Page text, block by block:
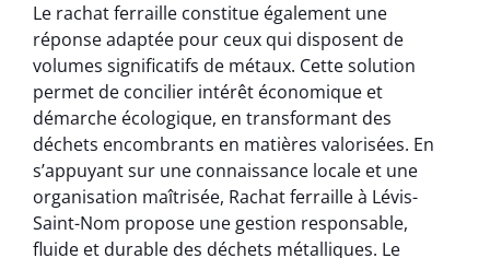
Le rachat ferraille constitue également une
réponse adaptée pour ceux qui disposent de
volumes significatifs de métaux. Cette solution
permet de concilier intérêt économique et
démarche écologique, en transformant des
déchets encombrants en matières valorisées. En
s’appuyant sur une connaissance locale et une
organisation maîtrisée, Rachat ferraille à Lévis-
Saint-Nom propose une gestion responsable,
fluide et durable des déchets métalliques. Le